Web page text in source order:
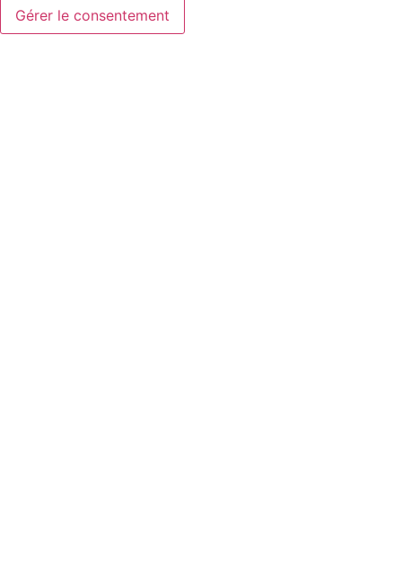
Gérer le consentement